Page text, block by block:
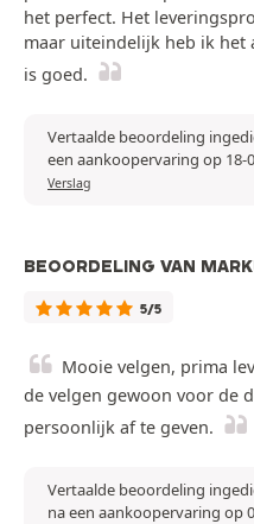
het perfect. Het
maar uiteindelijk heb ik
is goed.
Vertaalde beoordeling
een aankoopervaring op 18-
Verslag
BEOORDELING VAN
5/5
Mooie velgen, prima
de velgen gewoon voor de
persoonlijk af te geven.
Vertaalde beoordeling
na een aankoopervaring op